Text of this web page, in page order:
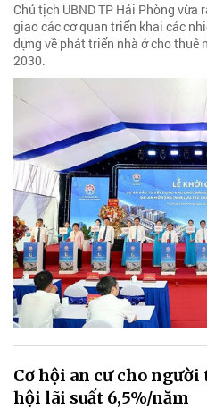
Chủ tịch UBND TP Hải Phòng vừa
giao các cơ quan triển khai các
dựng về phát triển nhà ở cho thuê
2030.
Cơ hội an cư cho người
hội lãi suất 6,5%/năm